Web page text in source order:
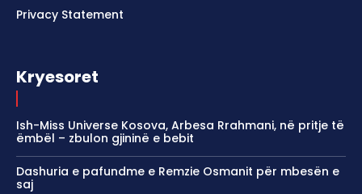
Privacy Statement
Kryesoret
Ish-Miss Universe Kosova, Arbesa Rrahmani, në pritje të
ëmbël – zbulon gjininë e bebit
Dashuria e pafundme e Remzie Osmanit për mbesën e
saj